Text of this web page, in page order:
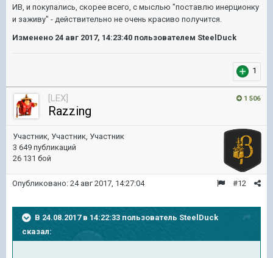
ИВ, и покупались, скорее всего, с мыслью "поставлю инерционку
и заживу" - действительно не очень красиво получится.
Изменено 24 авг 2017, 14:23:40 пользователем SteelDuck
1
1 506
[LEX]
Razzing
Участник, Участник, Участник
3 649 публикаций
26 131 бой
#12
Опубликовано: 24 авг 2017, 14:27:04
В 24.08.2017 в 14:22:33 пользователь SteelDuck
сказал: